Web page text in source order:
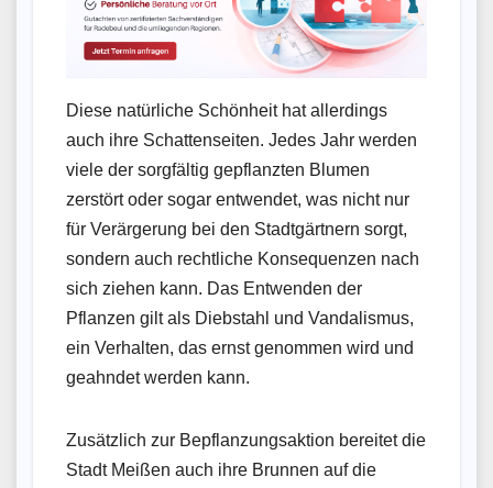
Diese natürliche Schönheit hat allerdings
auch ihre Schattenseiten. Jedes Jahr werden
viele der sorgfältig gepflanzten Blumen
zerstört oder sogar entwendet, was nicht nur
für Verärgerung bei den Stadtgärtnern sorgt,
sondern auch rechtliche Konsequenzen nach
sich ziehen kann. Das Entwenden der
Pflanzen gilt als Diebstahl und Vandalismus,
ein Verhalten, das ernst genommen wird und
geahndet werden kann.
Zusätzlich zur Bepflanzungsaktion bereitet die
Stadt Meißen auch ihre Brunnen auf die